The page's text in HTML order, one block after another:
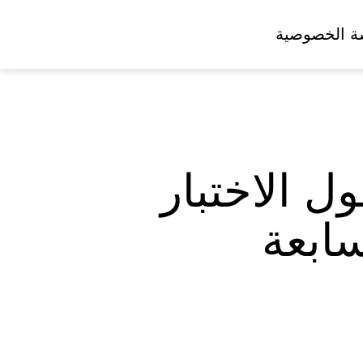
الخصوصية
الاختبار